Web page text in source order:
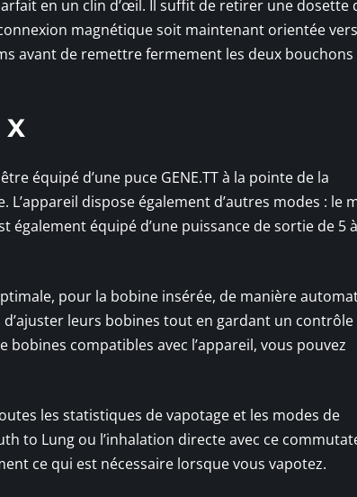
en un clin d’œil. Il suffit de retirer une dosette
magnétique soit maintenant orientée
avant de remettre fermement les deux bouchons
X
équipé d’une puce GENE.TT à la pointe de la
dispose également d’autres modes : le
équipé d’une puissance de sortie de 5
pour la bobine insérée, de manière
leurs bobines tout en gardant un
compatibles avec l’appareil, vous pouvez
les statistiques de vapotage et les modes de
to Lung ou l’inhalation directe avec ce
ce qui est nécessaire lorsque vous vapotez.